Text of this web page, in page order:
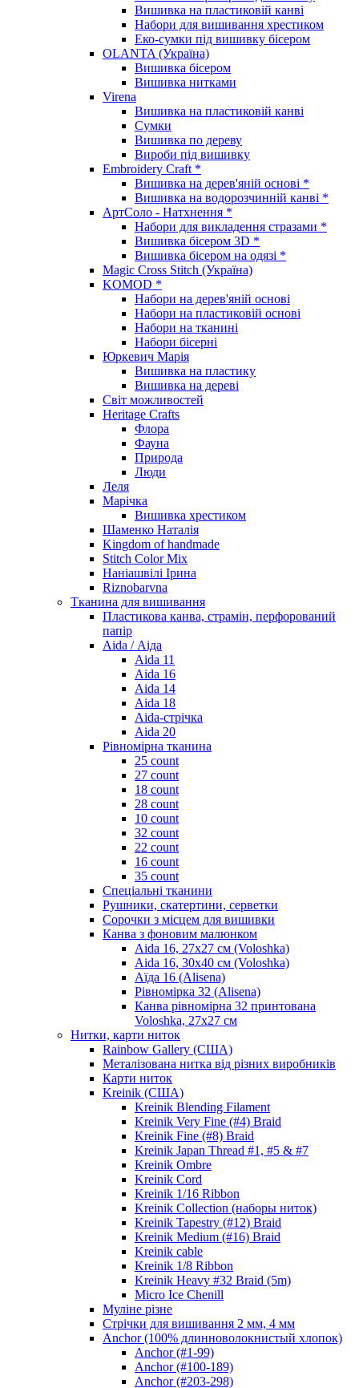
Вишивка на пластиковій канві
Набори для вишивання хрестиком
Еко-сумки під вишивку бісером
OLANTA (Україна)
Вишивка бісером
Вишивка нитками
Virena
Вишивка на пластиковій канві
Сумки
Вишивка по дереву
Вироби під вишивку
Embroidery Craft *
Вишивка на дерев'яній основі *
Вишивка на водорозчинній канві *
АртСоло - Натхнення *
Набори для викладення стразами *
Вишивка бісером 3D *
Вишивка бісером на одязі *
Magic Cross Stitch (Україна)
KOMOD *
Набори на дерев'яній основі
Набори на пластиковій основі
Набори на тканині
Набори бісерні
Юркевич Марія
Вишивка на пластику
Вишивка на дереві
Світ можливостей
Heritage Crafts
Флора
Фауна
Природа
Люди
Леля
Марічка
Вишивка хрестиком
Шаменко Наталія
Kingdom of handmade
Stitch Color Mix
Наніашвілі Ірина
Riznobarvna
Тканина для вишивання
Пластикова канва, страмін, перфорований
папір
Aida / Аіда
Aida 11
Aida 16
Aida 14
Aida 18
Aida-стрічка
Aida 20
Рівномірна тканина
25 count
27 count
18 count
28 count
10 count
32 count
22 count
16 count
35 count
Спеціальні тканини
Рушники, скатертини, серветки
Сорочки з місцем для вишивки
Канва з фоновим малюнком
Aida 16, 27х27 см (Voloshka)
Aida 16, 30х40 см (Voloshka)
Аїда 16 (Alisena)
Рівномірка 32 (Alisena)
Канва рівномірна 32 принтована
Voloshka, 27х27 см
Нитки, карти ниток
Rainbow Gallery (США)
Металізована нитка від різних виробників
Карти ниток
Kreinik (США)
Kreinik Blending Filament
Kreinik Very Fine (#4) Braid
Kreinik Fine (#8) Braid
Kreinik Japan Thread #1, #5 & #7
Kreinik Ombre
Kreinik Cord
Kreinik 1/16 Ribbon
Kreinik Collection (наборы ниток)
Kreinik Tapestry (#12) Braid
Kreinik Medium (#16) Braid
Kreinik cable
Kreinik 1/8 Ribbon
Kreinik Heavy #32 Braid (5m)
Micro Ice Chenill
Муліне різне
Стрічки для вишивання 2 мм, 4 мм
Anchor (100% длинноволокнистый хлопок)
Anchor (#1-99)
Anchor (#100-189)
Anchor (#203-298)